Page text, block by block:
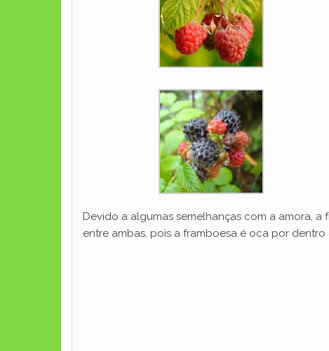
Devido a algumas semelhanças com a amora,
entre ambas, pois a framboesa é oca por